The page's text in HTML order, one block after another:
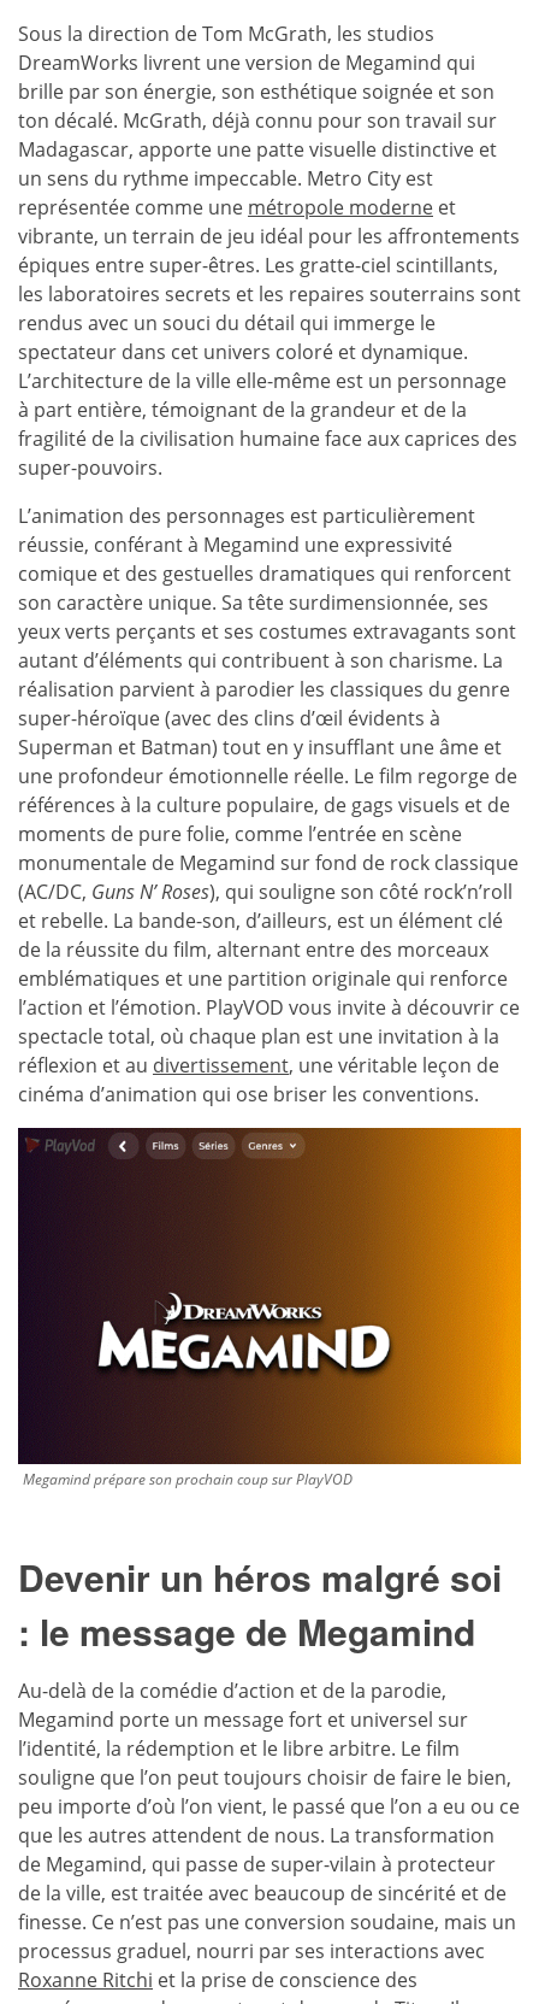
Sous la direction de Tom McGrath, les studios
DreamWorks livrent une version de Megamind qui
brille par son énergie, son esthétique soignée et son
ton décalé. McGrath, déjà connu pour son travail sur
Madagascar, apporte une patte visuelle distinctive et
un sens du rythme impeccable. Metro City est
représentée comme une métropole moderne et
vibrante, un terrain de jeu idéal pour les affrontements
épiques entre super-êtres. Les gratte-ciel scintillants,
les laboratoires secrets et les repaires souterrains sont
rendus avec un souci du détail qui immerge le
spectateur dans cet univers coloré et dynamique.
L’architecture de la ville elle-même est un personnage
à part entière, témoignant de la grandeur et de la
fragilité de la civilisation humaine face aux caprices des
super-pouvoirs.
L’animation des personnages est particulièrement
réussie, conférant à Megamind une expressivité
comique et des gestuelles dramatiques qui renforcent
son caractère unique. Sa tête surdimensionnée, ses
yeux verts perçants et ses costumes extravagants sont
autant d’éléments qui contribuent à son charisme. La
réalisation parvient à parodier les classiques du genre
super-héroïque (avec des clins d’œil évidents à
Superman et Batman) tout en y insufflant une âme et
une profondeur émotionnelle réelle. Le film regorge de
références à la culture populaire, de gags visuels et de
moments de pure folie, comme l’entrée en scène
monumentale de Megamind sur fond de rock classique
(AC/DC, Guns N’ Roses), qui souligne son côté rock’n’roll
et rebelle. La bande-son, d’ailleurs, est un élément clé
de la réussite du film, alternant entre des morceaux
emblématiques et une partition originale qui renforce
l’action et l’émotion. PlayVOD vous invite à découvrir ce
spectacle total, où chaque plan est une invitation à la
réflexion et au divertissement, une véritable leçon de
cinéma d’animation qui ose briser les conventions.
Megamind prépare son prochain coup sur PlayVOD
Devenir un héros malgré soi
: le message de Megamind
Au-delà de la comédie d’action et de la parodie,
Megamind porte un message fort et universel sur
l’identité, la rédemption et le libre arbitre. Le film
souligne que l’on peut toujours choisir de faire le bien,
peu importe d’où l’on vient, le passé que l’on a eu ou ce
que les autres attendent de nous. La transformation
de Megamind, qui passe de super-vilain à protecteur
de la ville, est traitée avec beaucoup de sincérité et de
finesse. Ce n’est pas une conversion soudaine, mais un
processus graduel, nourri par ses interactions avec
Roxanne Ritchi et la prise de conscience des